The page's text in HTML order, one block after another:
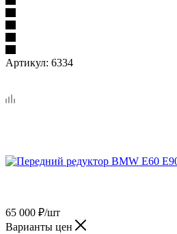
Артикул: 6334
65 000 ₽/шт
Варианты цен